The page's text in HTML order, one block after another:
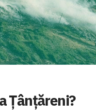
Țânțăreni?